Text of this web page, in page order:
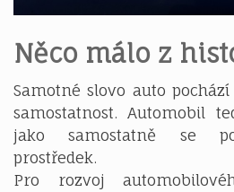
Něco málo z
Samotné slovo auto
samostatnost. Automobil
jako samostatně se
prostředek.
Pro rozvoj